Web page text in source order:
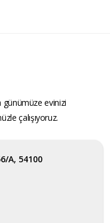
günümüze evinizi
çalışıyoruz.
A, 54100